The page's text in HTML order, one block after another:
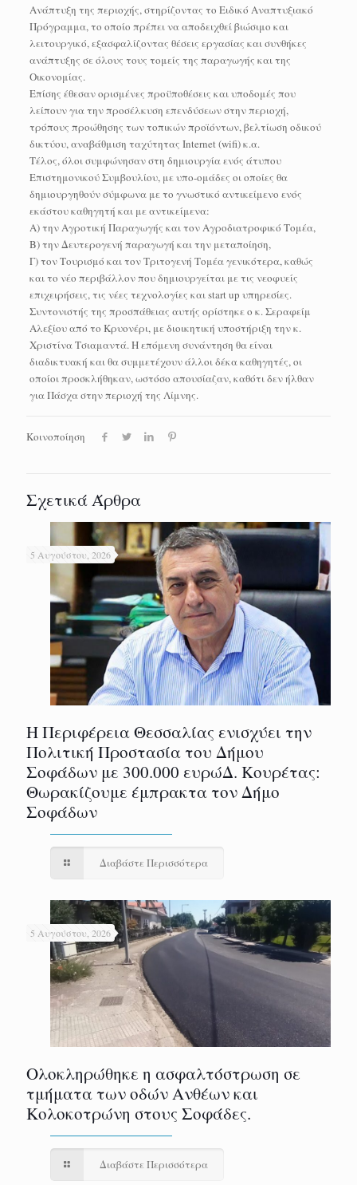
Ανάπτυξη της περιοχής, στηρίζοντας το Ειδικό Αναπτυξιακό
Πρόγραμμα, το οποίο πρέπει να αποδειχθεί βιώσιμο και
λειτουργικό, εξασφαλίζοντας θέσεις εργασίας και συνθήκες
ανάπτυξης σε όλους τους τομείς της παραγωγής και της
Οικονομίας.
Επίσης έθεσαν ορισμένες προϋποθέσεις και υποδομές που
λείπουν για την προσέλκυση επενδύσεων στην περιοχή,
τρόπους προώθησης των τοπικών προϊόντων, βελτίωση οδικού
δικτύου, αναβάθμιση ταχύτητας Internet (wifi) κ.α.
Τέλος, όλοι συμφώνησαν στη δημιουργία ενός άτυπου
Επιστημονικού Συμβουλίου, με υπο-ομάδες οι οποίες θα
δημιουργηθούν σύμφωνα με το γνωστικό αντικείμενο ενός
εκάστου καθηγητή και με αντικείμενα:
Α) την Αγροτική Παραγωγής και τον Αγροδιατροφικό Τομέα,
Β) την Δευτερογενή παραγωγή και την μεταποίηση,
Γ) τον Τουρισμό και τον Τριτογενή Τομέα γενικότερα, καθώς
και το νέο περιβάλλον που δημιουργείται με τις νεοφυείς
επιχειρήσεις, τις νέες τεχνολογίες και start up υπηρεσίες.
Συντονιστής της προσπάθειας αυτής ορίστηκε ο κ. Σεραφείμ
Αλεξίου από το Κρυονέρι, με διοικητική υποστήριξη την κ.
Χριστίνα Τσιαμαντά. Η επόμενη συνάντηση θα είναι
διαδικτυακή και θα συμμετέχουν άλλοι δέκα καθηγητές, οι
οποίοι προσκλήθηκαν, ωστόσο απουσίαζαν, καθότι δεν ήλθαν
για Πάσχα στην περιοχή της Λίμνης.
Κοινοποίηση
Σχετικά Άρθρα
5 Αυγούστου, 2026
Η Περιφέρεια Θεσσαλίας ενισχύει την
Πολιτική Προστασία του Δήμου
Σοφάδων με 300.000 ευρώΔ. Κουρέτας:
Θωρακίζουμε έμπρακτα τον Δήμο
Σοφάδων
Διαβάστε Περισσότερα
5 Αυγούστου, 2026
Ολοκληρώθηκε η ασφαλτόστρωση σε
τμήματα των οδών Ανθέων και
Κολοκοτρώνη στους Σοφάδες.
Διαβάστε Περισσότερα